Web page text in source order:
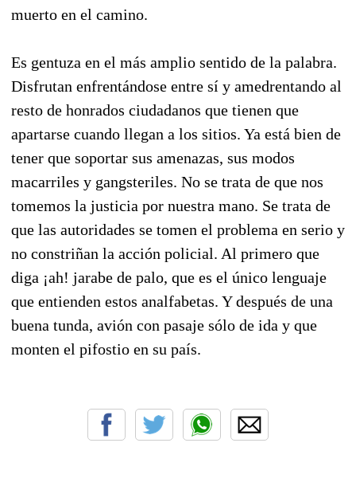
muerto en el camino.
Es gentuza en el más amplio sentido de la palabra.
Disfrutan enfrentándose entre sí y amedrentando al
resto de honrados ciudadanos que tienen que
apartarse cuando llegan a los sitios. Ya está bien de
tener que soportar sus amenazas, sus modos
macarriles y gangsteriles. No se trata de que nos
tomemos la justicia por nuestra mano. Se trata de
que las autoridades se tomen el problema en serio y
no constriñan la acción policial. Al primero que
diga ¡ah! jarabe de palo, que es el único lenguaje
que entienden estos analfabetas. Y después de una
buena tunda, avión con pasaje sólo de ida y que
monten el pifostio en su país.